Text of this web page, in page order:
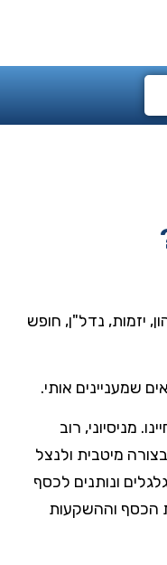
יזמות, נדל"ן, חופש
שמעניינים אותי.
מניסיוני, רוב
מיטבית ולנצל
ונותנים לכסף
הכסף וההשקעות